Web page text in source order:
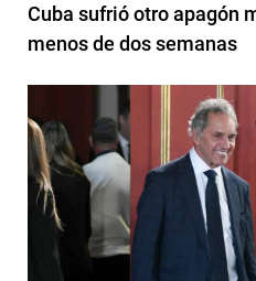
Cuba sufrió otro apagón
menos de dos semanas